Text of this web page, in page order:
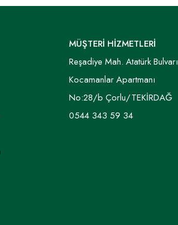
MÜŞTERİ HİZMETLERİ
Reşadiye Mah. Atatürk Bulvarı
Kocamanlar Apartmanı
No:28/b Çorlu/TEKİRDAĞ
0544 343 59 34